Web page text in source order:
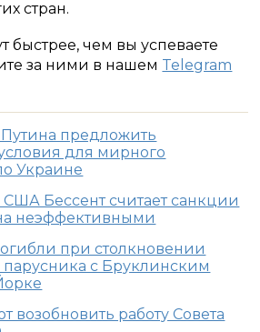
стран.
быстрее, чем вы успеваете
за ними в нашем Telegram
предложить
для мирного
Украине
Бессент считает санкции
неэффективными
при столкновении
парусника с Бруклинским
возобновить работу Совета